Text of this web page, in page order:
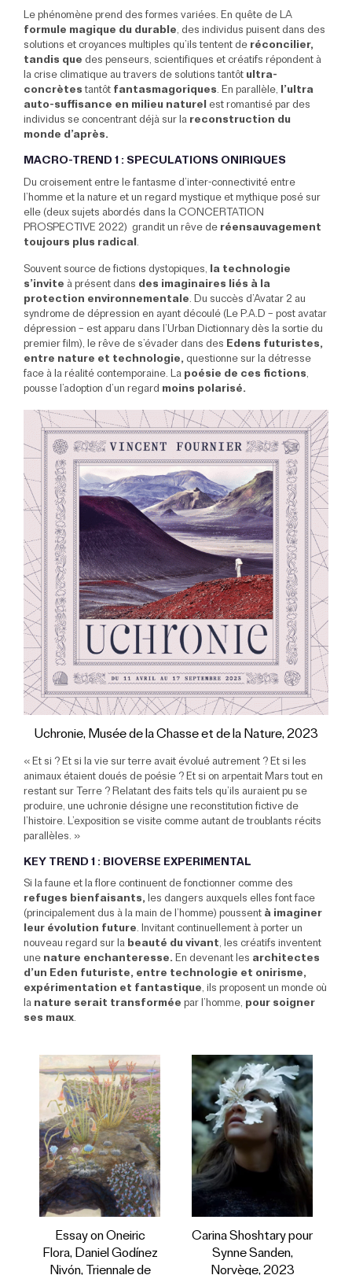
Le phénomène prend des formes variées. En quête de LA
formule magique du durable, des individus puisent dans des
solutions et croyances multiples qu’ils tentent deréconcilier,
tandis que des penseurs, scientifiques et créatifs répondent à
la crise climatique au travers de solutions tantôtultra-
concrètestantôtfantasmagoriques. En parallèle, l’ultra
auto-suffisance en milieu naturel est romantisé par des
individus se concentrant déjà sur lareconstruction du
monde d’après.
MACRO-TREND 1 : SPECULATIONS ONIRIQUES
Du croisement entre le fantasmed’inter-connectivité entre
l’homme et la natureet un regardmystique et mythiqueposé sur
elle (deux sujets abordés dans la CONCERTATION
PROSPECTIVE 2022) grandit un rêve deréensauvagement
toujours plus radical.
Souvent source de fictions dystopiques, la technologie
s’invite à présent dans des imaginaires liés à la
protection environnementale. Du succès d’Avatar 2 au
syndrome de dépression en ayant découlé (Le P.A.D – post avatar
dépression – est apparu dansl’Urban Dictionnarydès la sortie du
premier film), le rêve de s’évader dans des Edens futuristes,
entre nature et technologie, questionne sur la détresse
face à la réalité contemporaine. Lapoésie de ces fictions,
pousse l’adoption d’un regard moins polarisé.
Uchronie, Musée de la Chasse et de la Nature, 2023
« Et si ? Et si la vie sur terre avait évolué autrement ? Et si les
animaux étaient doués de poésie ? Et si on arpentait Mars tout en
restant sur Terre ? Relatant des faits tels qu’ils auraient pu se
produire, une uchronie désigne une reconstitution fictive de
l’histoire. L’exposition se visite comme autant de troublants récits
parallèles. »
KEY TREND 1 : BIOVERSE EXPERIMENTAL
Si la faune et la flore continuent de fonctionner comme des
refuges bienfaisants,les dangers auxquels elles font face
(principalement dus à la main de l’homme) poussentà imaginer
leur évolution future. Invitant continuellement à porter un
nouveau regard sur labeauté du vivant, les créatifs inventent
unenature enchanteresse.En devenant les architectes
d’un Eden futuriste, entre technologie et onirisme,
expérimentation et fantastique, ils proposent un monde où
lanature serait transforméepar l’homme, pour soigner
ses maux.
Essay on Oneiric
Flora, Daniel Godínez
Carina Shoshtary pour
Synne Sanden,